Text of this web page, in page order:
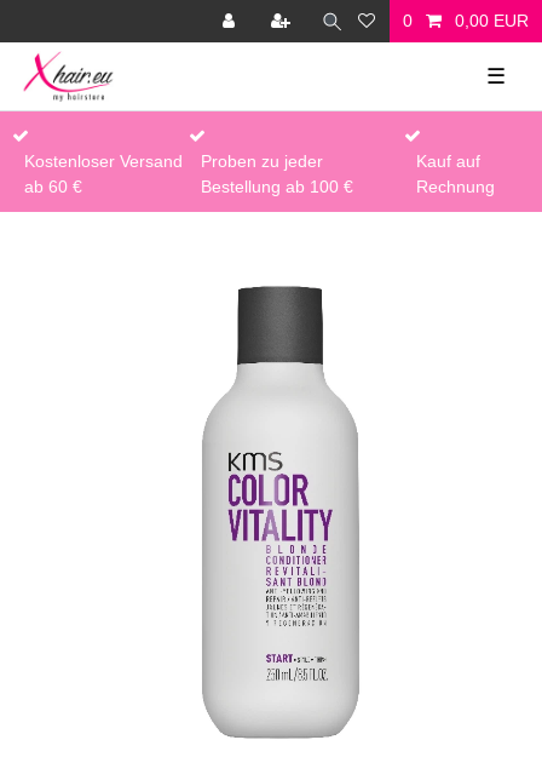
0 0,00 EUR
☰
Kostenloser Versand
ab 60 €
Proben zu jeder
Bestellung ab 100 €
Kauf auf
Rechnung